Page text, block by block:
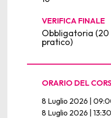
VERIFICA FINALE
Obbligatoria
pratico)
ORARIO DEL
8 Luglio 2026 |
8 Luglio 2026 |